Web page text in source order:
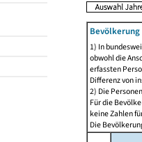
1) In
obwohl die
erfassten
Differenz von
2) Die
Für die
keine Zahlen
Die